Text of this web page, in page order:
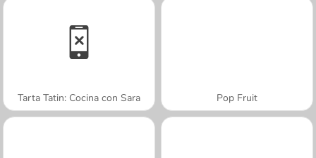
Tarta Tatin: Cocina con Sara Pop Fruit